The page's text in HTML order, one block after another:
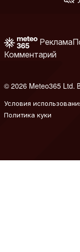
Реклама
Комментарий
© 2026 Meteo365
Условия
Политика куки